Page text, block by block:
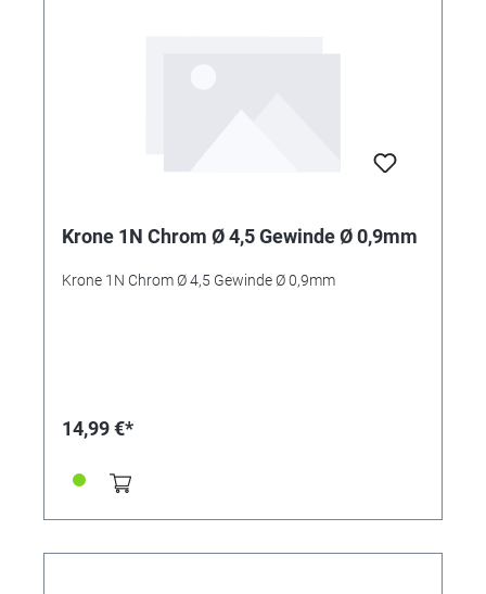
Krone 1N Chrom Ø 4,5 Gewinde Ø 0,9mm
Krone 1N Chrom Ø 4,5 Gewinde Ø 0,9mm
14,99 €*